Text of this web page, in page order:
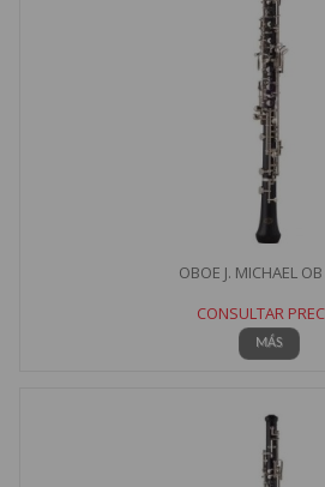
OBOE J. MICHAEL
CONSULTAR
MÁS